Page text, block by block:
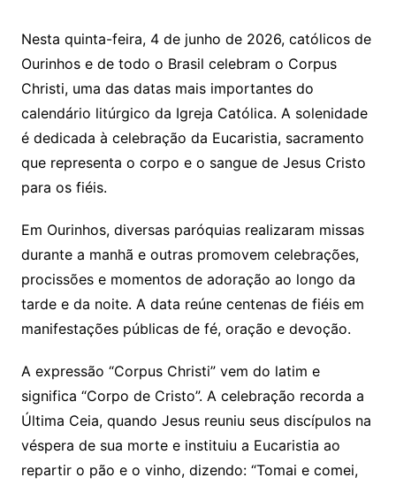
Nesta quinta-feira, 4 de junho de 2026, católicos de
Ourinhos e de todo o Brasil celebram o Corpus
Christi, uma das datas mais importantes do
calendário litúrgico da Igreja Católica. A solenidade
é dedicada à celebração da Eucaristia, sacramento
que representa o corpo e o sangue de Jesus Cristo
para os fiéis.
Em Ourinhos, diversas paróquias realizaram missas
durante a manhã e outras promovem celebrações,
procissões e momentos de adoração ao longo da
tarde e da noite. A data reúne centenas de fiéis em
manifestações públicas de fé, oração e devoção.
A expressão “Corpus Christi” vem do latim e
significa “Corpo de Cristo”. A celebração recorda a
Última Ceia, quando Jesus reuniu seus discípulos na
véspera de sua morte e instituiu a Eucaristia ao
repartir o pão e o vinho, dizendo: “Tomai e comei,